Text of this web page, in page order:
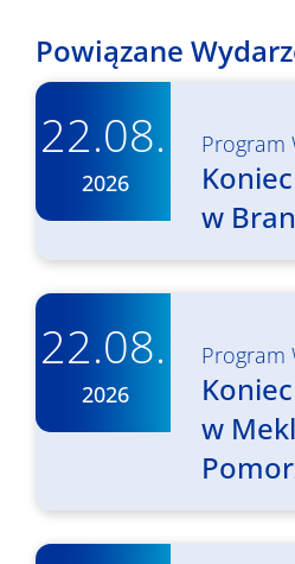
Powiązane
22.08.
2026
Program
w
22.08.
2026
Program
w